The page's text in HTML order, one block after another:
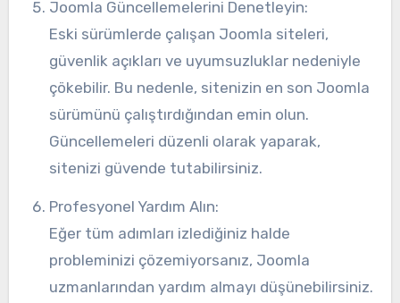
Joomla Güncellemelerini Denetleyin:
Eski sürümlerde çalışan Joomla siteleri,
güvenlik açıkları ve uyumsuzluklar nedeniyle
çökebilir. Bu nedenle, sitenizin en son Joomla
sürümünü çalıştırdığından emin olun.
Güncellemeleri düzenli olarak yaparak,
sitenizi güvende tutabilirsiniz.
Profesyonel Yardım Alın:
Eğer tüm adımları izlediğiniz halde
probleminizi çözemiyorsanız, Joomla
uzmanlarından yardım almayı düşünebilirsiniz.